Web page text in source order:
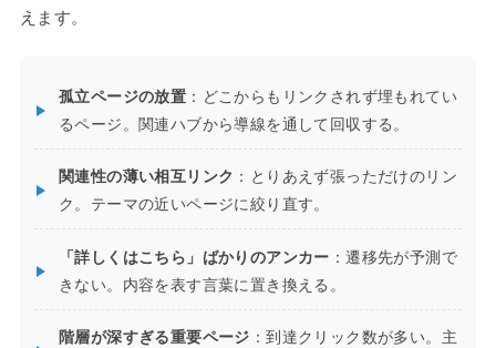
えます。
孤立ページの放置 ：どこからもリンクされず埋もれてい
るページ。関連ハブから導線を通して回収する。
関連性の薄い相互リンク ：とりあえず張っただけのリン
ク。テーマの近いページに絞り直す。
「詳しくはこちら」ばかりのアンカー ：遷移先が予測で
きない。内容を表す言葉に置き換える。
階層が深すぎる重要ページ ：到達クリック数が多い。主